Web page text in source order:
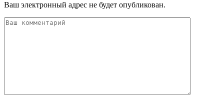
Ваш электронный адрес не будет опубликован.